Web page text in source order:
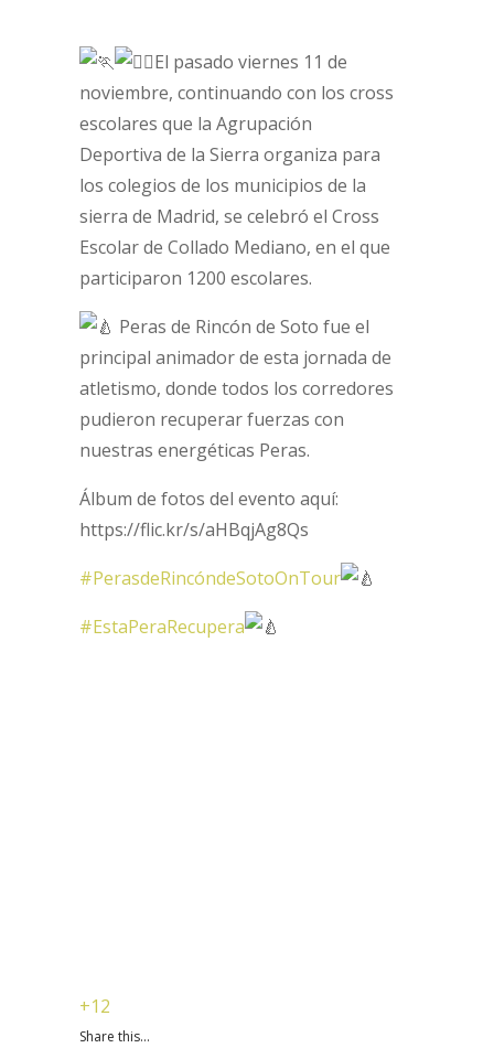
El pasado viernes 11 de
noviembre, continuando con los cross
escolares que la Agrupación
Deportiva de la Sierra organiza para
los colegios de los municipios de la
sierra de Madrid, se celebró el Cross
Escolar de Collado Mediano, en el que
participaron 1200 escolares.
Peras de Rincón de Soto fue el
principal animador de esta jornada de
atletismo, donde todos los corredores
pudieron recuperar fuerzas con
nuestras energéticas Peras.
Álbum de fotos del evento aquí:
https://flic.kr/s/aHBqjAg8Qs
#PerasdeRincóndeSotoOnTour
#EstaPeraRecupera
+12
Share this...